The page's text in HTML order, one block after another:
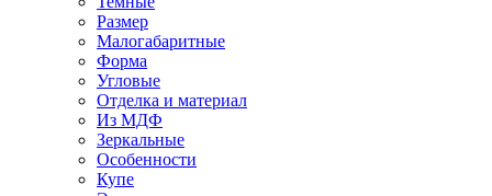
Размер
Малогабаритные
Форма
Угловые
Отделка и материал
Из МДФ
Зеркальные
Особенности
Купе